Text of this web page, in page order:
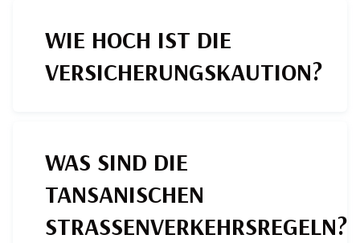
WIE HOCH IST DIE
VERSICHERUNGSKAUTION?
WAS SIND DIE
TANSANISCHEN
STRASSENVERKEHRSREGELN?